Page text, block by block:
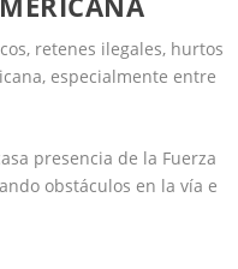
retenes ilegales, hurtos
especialmente entre
presencia de la Fuerza
obstáculos en la vía e